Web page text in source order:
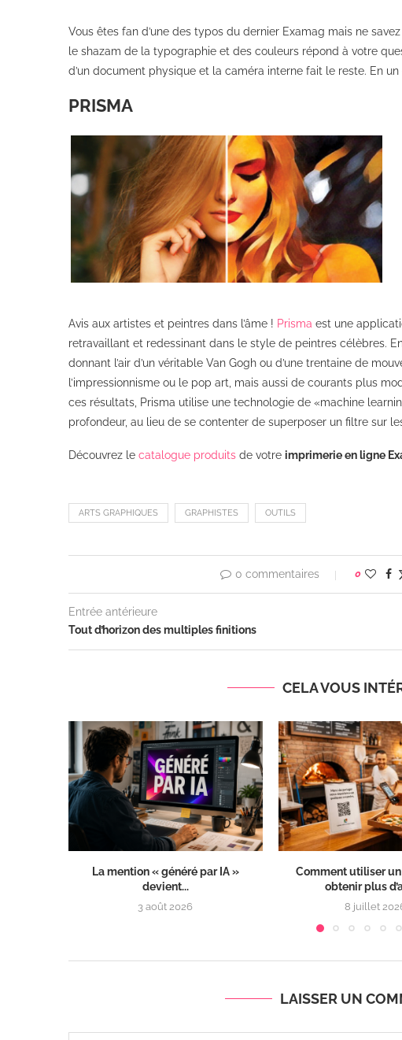
Vous êtes fan d’une des typos du dernier Examag mais ne
le shazam de la typographie et des couleurs répond à votre
d’un document physique et la caméra interne fait le reste. En
PRISMA
Avis aux artistes et peintres dans l’âme ! Prisma est une
retravaillant et redessinant dans le style de peintres célèbres.
donnant l’air d’un véritable Van Gogh ou d’une trentaine de
l’impressionnisme ou le pop art, mais aussi de courants plus
ces résultats, Prisma utilise une technologie de «machine
profondeur, au lieu de se contenter de superposer un filtre sur
Découvrez le catalogue produits de votre imprimerie en ligne
ARTS GRAPHIQUES GRAPHISTES OUTILS
0 commentaires 0
Entrée antérieure
Tout d’horizon des multiples finitions
CELA VOUS
La mention « généré par IA »
devient...
3 août 2026
Comment utiliser
obtenir plus
8 juillet
LAISSER UN